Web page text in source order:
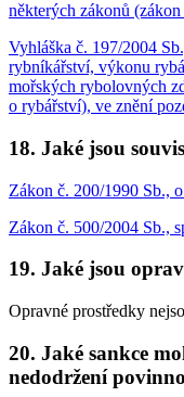
některých zákonů
Vyhláška č. 197/2004
rybníkářství, výkonu
mořských rybolovných
o rybářství), ve znění
18. Jaké jsou
Zákon č. 200/1990 Sb.,
Zákon č. 500/2004 Sb.,
19. Jaké jsou
Opravné prostředky
20. Jaké sankce
nedodržení